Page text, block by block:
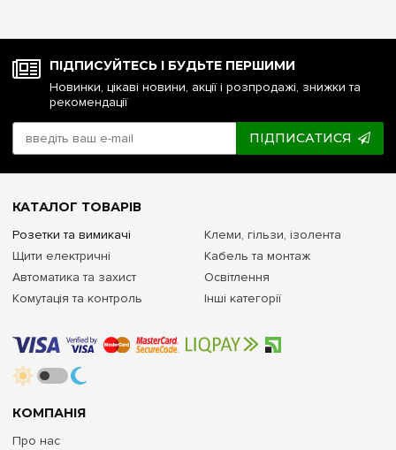
ПІДПИСУЙТЕСЬ І БУДЬТЕ ПЕРШИМИ
Новинки, цікаві новини, акції і розпродажі, знижки та
рекомендації
ПІДПИСАТИСЯ
КОМПАНІЯ
Про нас
КАТАЛОГ ТОВАРІВ
Розетки та вимикачі
Щити електричні
Автоматика та захист
Комутація та контроль
Клеми, гільзи, ізолента
Кабель та монтаж
Освітлення
Інші категорії